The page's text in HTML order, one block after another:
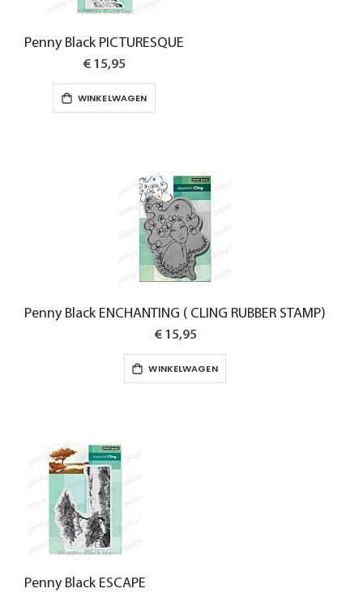
Penny Black PICTURESQUE
€ 15,95
WINKELWAGEN
Penny Black ENCHANTING ( CLING RUBBER STAMP)
€ 15,95
WINKELWAGEN
Penny Black ESCAPE